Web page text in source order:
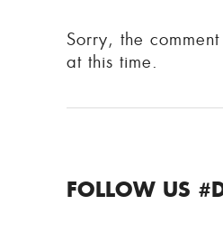
Sorry, the
at this time.
FOLLOW US